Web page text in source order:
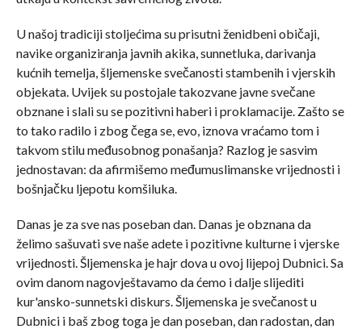
U našoj tradiciji stoljećima su prisutni ženidbeni običaji,
navike organiziranja javnih akika, sunnetluka, darivanja
kućnih temelja, šljemenske svečanosti stambenih i vjerskih
objekata. Uvijek su postojale takozvane javne svečane
obznane i slali su se pozitivni haberi i proklamacije. Zašto se
to tako radilo i zbog čega se, evo, iznova vraćamo tom i
takvom stilu međusobnog ponašanja? Razlog je sasvim
jednostavan: da afirmišemo međumuslimanske vrijednosti i
bošnjačku ljepotu komšiluka.
Danas je za sve nas poseban dan. Danas je obznana da
želimo sašuvati sve naše adete i pozitivne kulturne i vjerske
vrijednosti. Šljemenska je hajr dova u ovoj lijepoj Dubnici. Sa
ovim danom nagovještavamo da ćemo i dalje slijediti
kur'ansko-sunnetski diskurs. Šljemenska je svečanost u
Dubnici i baš zbog toga je dan poseban, dan radostan, dan